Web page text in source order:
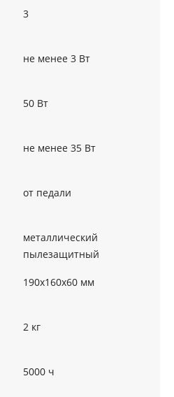
3
не менее 3 Вт
50 Вт
не менее 35 Вт
от педали
металлический
пылезащитный
190х160х60 мм
2 кг
5000 ч